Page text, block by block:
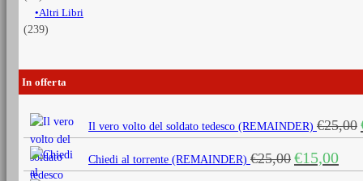
Altri Libri
(239)
In offerta
Il vero volto del soldato tedesco (REMAINDER) €25,00
Chiedi al torrente (REMAINDER) €25,00 Il
prezzo
€15,00